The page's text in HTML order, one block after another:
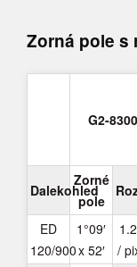
Zorná pole s
G2-8300
Dalekohled
Zorné
pole
ED
120/900
1°09′
x 52′
/